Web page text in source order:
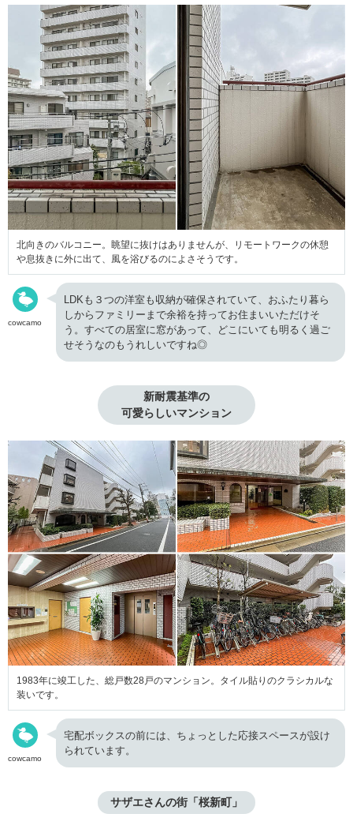
北向きのバルコニー。眺望に抜けはありませんが、リモートワークの休憩
や息抜きに外に出て、風を浴びるのによさそうです。
cowcamo
LDKも３つの洋室も収納が確保されていて、おふたり暮ら
しからファミリーまで余裕を持ってお住まいいただけそ
う。すべての居室に窓があって、どこにいても明るく過ご
せそうなのもうれしいですね◎
新耐震基準の
可愛らしいマンション
1983年に竣工した、総戸数28戸のマンション。タイル貼りのクラシカルな
装いです。
cowcamo
宅配ボックスの前には、ちょっとした応接スペースが設け
られています。
サザエさんの街「桜新町」